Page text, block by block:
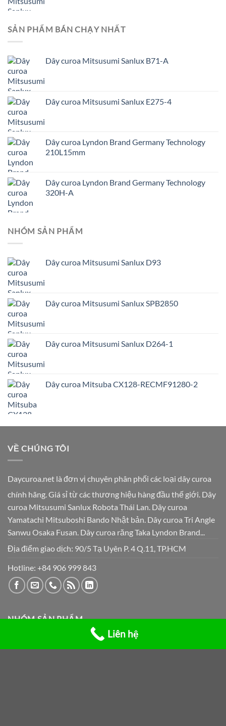
SẢN PHẨM BÁN CHẠY NHẤT
Dây curoa Mitsusumi Sanlux B71-A
Dây curoa Mitsusumi Sanlux E275-4
Dây curoa Lyndon Brand Germany Technology
210L15mm
Dây curoa Lyndon Brand Germany Technology
320H-A
NHÓM SẢN PHẨM
Dây curoa Mitsusumi Sanlux D93
Dây curoa Mitsusumi Sanlux SPB2850
Dây curoa Mitsusumi Sanlux D264-1
Dây curoa Mitsuba CX128-RECMF91280-2
VỀ CHÚNG TÔI
Daycuroa.net là đơn vị chuyên phân phối các loại dây curoa
chính hãng. Giá sỉ từ các thương hiệu hàng đầu thế giới. Dây
curoa Mitsusumi Sanlux Robota Thái Lan. Dây curoa
Yamatachi Mitsuboshi Bando Nhật bản. Dây curoa Tri Angle
Sanwu Osaka Fusan. Dây curoa răng Taka Lyndon Brand...
Địa điểm giao dịch: 90/5 Tạ Uyên P. 4 Q.11, TP.HCM
Hotline: +84 906 999 843
NHÓM SẢN PHẨM
Liên hệ